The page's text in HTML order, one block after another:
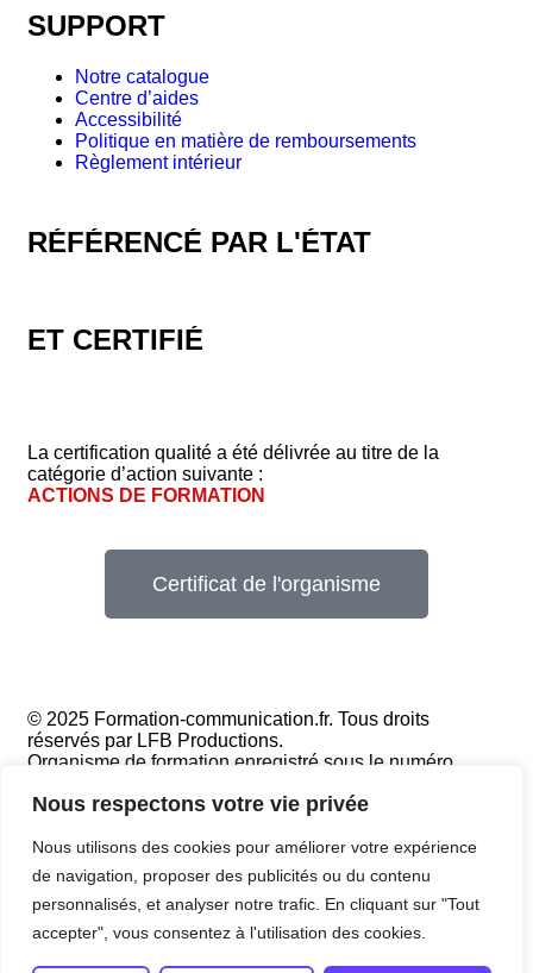
Nous respectons votre vie privée
Nous utilisons des cookies pour améliorer votre expérience
de navigation, proposer des publicités ou du contenu
personnalisés, et analyser notre trafic. En cliquant sur "Tout
accepter", vous consentez à l'utilisation des cookies.
SUPPORT
Notre catalogue
Centre d’aides
Accessibilité
Politique en matière de remboursements
Règlement intérieur
RÉFÉRENCÉ PAR L'ÉTAT
ET CERTIFIÉ
La certification qualité a été délivrée au titre de la
catégorie d’action suivante :
ACTIONS DE FORMATION
Certificat de l'organisme
© 2025 Formation-communication.fr. Tous droits
réservés par LFB Productions.
Organisme de formation enregistré sous le numéro
de l’État.
CGV
Politique de confidentialité
RGPD